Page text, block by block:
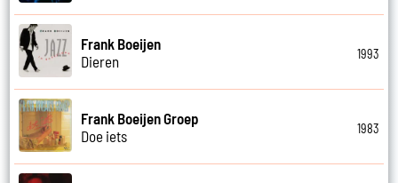
Frank Boeijen
Dieren
1993
Frank Boeijen Groep
Doe iets
1983